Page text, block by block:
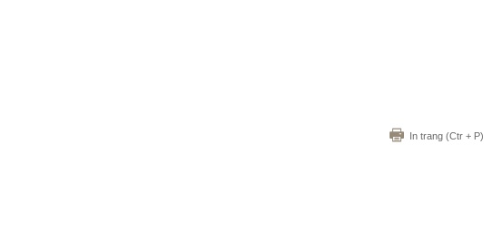
In trang (Ctr + P)